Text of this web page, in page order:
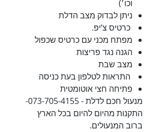
וכו׳)
ניתן לבדוק מצב הדלת
כרטיס צ’יפ.
מפתח מכני עם כרטיס שכפול
הגנה נגד פריצות
מצב שבת
התראות לטלפון בעת כניסה
פתיחה חצי אוטומטית
מנעול חכם לדלת - 073-705-4155-
התקנות מהיום להיום בכל הארץ
ברוב המנעולים.